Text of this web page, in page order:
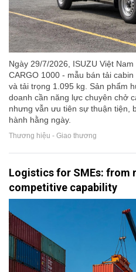
Ngày 29/7/2026, ISUZU Việt
CARGO 1000 - mẫu bán tải
và tải trọng 1.095 kg. Sản phẩm
doanh cần năng lực chuyên chở
nhưng vẫn ưu tiên sự thuận tiện,
hành hằng ngày.
Thương hiệu - Giao thương
Logistics for SMEs: from
competitive capability